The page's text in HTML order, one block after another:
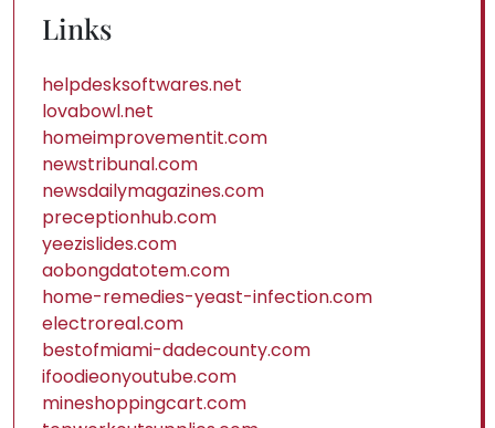
Links
helpdesksoftwares.net
lovabowl.net
homeimprovementit.com
newstribunal.com
newsdailymagazines.com
preceptionhub.com
yeezislides.com
aobongdatotem.com
home-remedies-yeast-infection.com
electroreal.com
bestofmiami-dadecounty.com
ifoodieonyoutube.com
mineshoppingcart.com